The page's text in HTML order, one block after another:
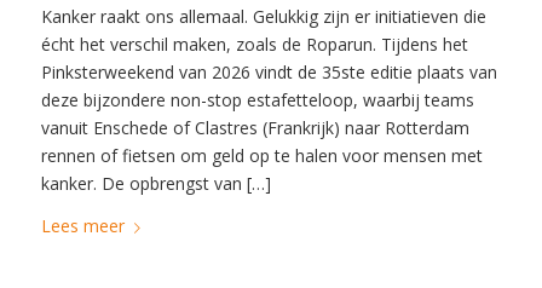
Kanker raakt ons allemaal. Gelukkig zijn er initiatieven die
écht het verschil maken, zoals de Roparun. Tijdens het
Pinksterweekend van 2026 vindt de 35ste editie plaats van
deze bijzondere non-stop estafetteloop, waarbij teams
vanuit Enschede of Clastres (Frankrijk) naar Rotterdam
rennen of fietsen om geld op te halen voor mensen met
kanker. De opbrengst van […]
Lees meer